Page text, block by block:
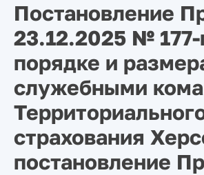
Постановление
23.12.2025 №
порядке и
служебными
страхования
постановление